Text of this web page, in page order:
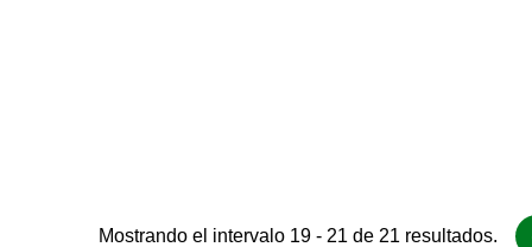
Mostrando el intervalo 19 - 21 de 21 resultados.